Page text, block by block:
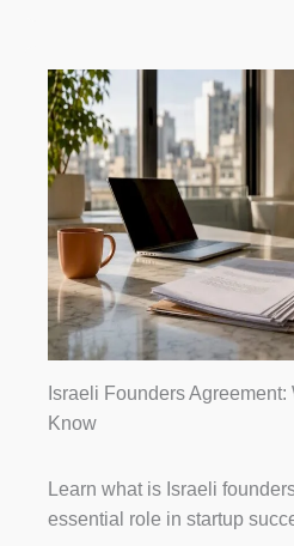
Israeli Founders
Know
Learn what is Israeli
essential role in startup